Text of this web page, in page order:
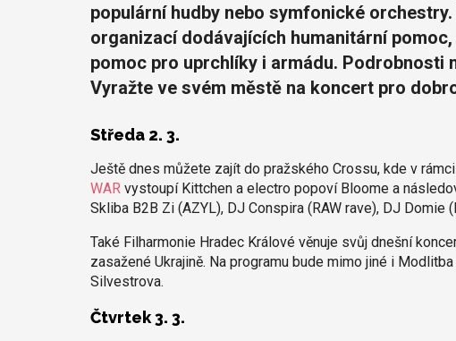
populární hudby nebo symfonické
organizací dodávajících humanitární
pomoc pro uprchlíky i armádu. Podrobnosti
Vyražte ve svém městě na koncert pro
Středa 2. 3.
Ještě dnes můžete zajít do pražského Crossu, kde v
WAR vystoupí Kittchen a electro popoví Bloome a
Skliba B2B Zi (AZYL), DJ Conspira (RAW rave), DJ Domie
Také Filharmonie Hradec Králové věnuje svůj dnešní
zasažené Ukrajině. Na programu bude mimo jiné i
Silvestrova.
Čtvrtek 3. 3.